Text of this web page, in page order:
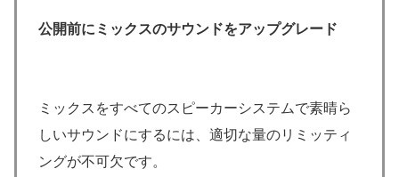
公開前にミックスのサウンドをアップグレード
ミックスをすべてのスピーカーシステムで素晴ら
しいサウンドにするには、適切な量のリミッティ
ングが不可欠です。